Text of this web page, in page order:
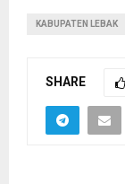
KABUPATEN LEBAK
SHARE